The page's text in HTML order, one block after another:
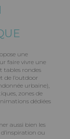
une
faire vivre une
tables rondes
de l’outdoor
urbaine),
zones de
dédiées
aussi bien les
ou